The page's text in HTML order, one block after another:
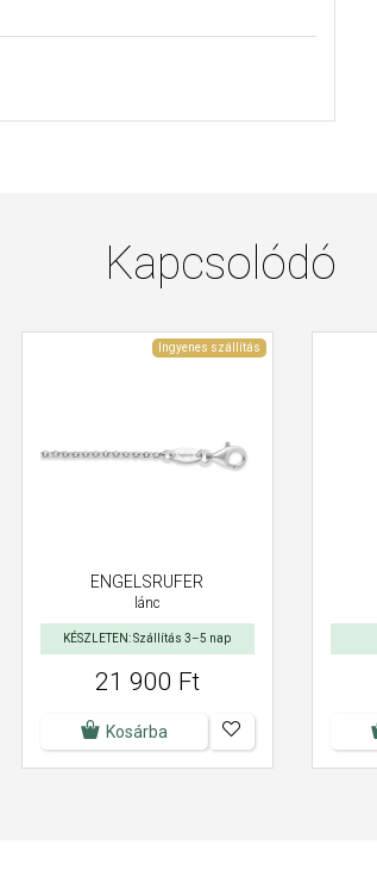
Kapcsolódó
Ingyenes szállítás
ENGELSRUFER
lánc
KÉSZLETEN: Szállítás 3–5 nap
21 900 Ft
Kosárba